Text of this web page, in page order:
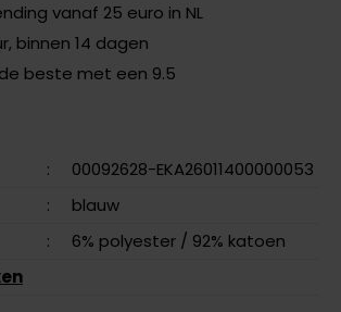
vanaf 25 euro in NL
binnen 14 dagen
beste met een 9.5
:
00092628-EKA26011400000053
:
blauw
: 6% polyester / 92% katoen